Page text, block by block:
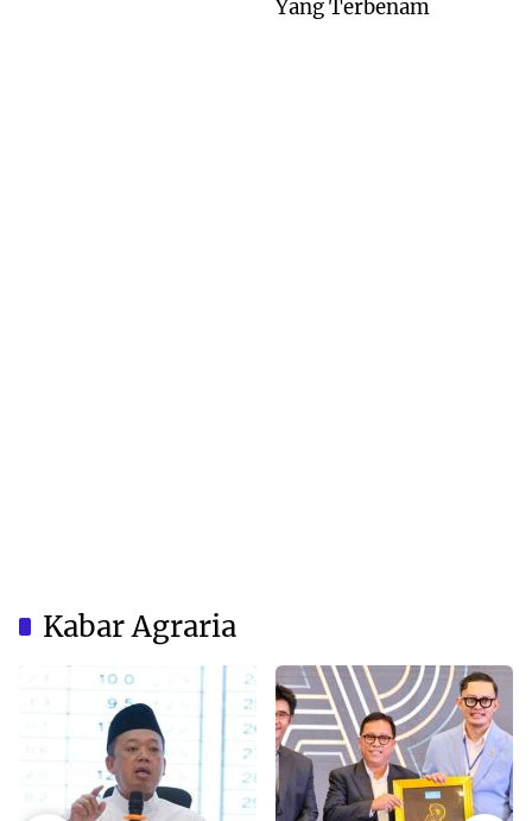
Yang Terbenam
Kabar Agraria